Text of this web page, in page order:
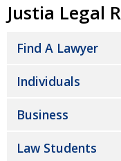
Justia Legal
Find A Lawyer
Individuals
Business
Law Students